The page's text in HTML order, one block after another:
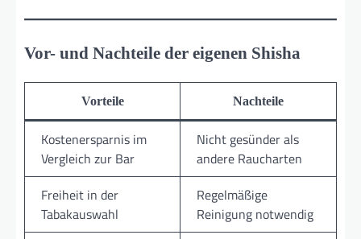
Vor- und Nachteile der eigenen Shisha
Vorteile Nachteile
Kostenersparnis im
Vergleich zur Bar
Nicht gesünder als
andere Raucharten
Freiheit in der
Tabakauswahl
Regelmäßige
Reinigung notwendig